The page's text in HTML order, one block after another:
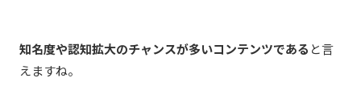
知名度や認知拡大のチャンスが多いコンテンツである と言
えますね。